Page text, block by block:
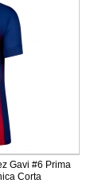
Gavi #6 Prima
Corta